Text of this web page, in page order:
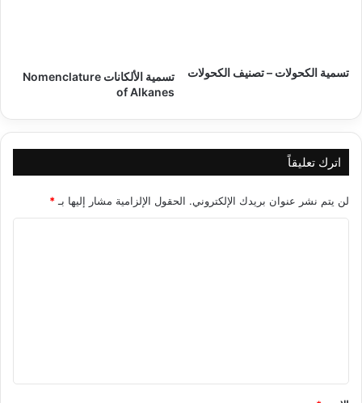
تسمية الكحولات – تصنيف الكحولات
تسمية الألكانات Nomenclature
of Alkanes
اترك تعليقاً
لن يتم نشر عنوان بريدك الإلكتروني. الحقول الإلزامية مشار إليها بـ *
*